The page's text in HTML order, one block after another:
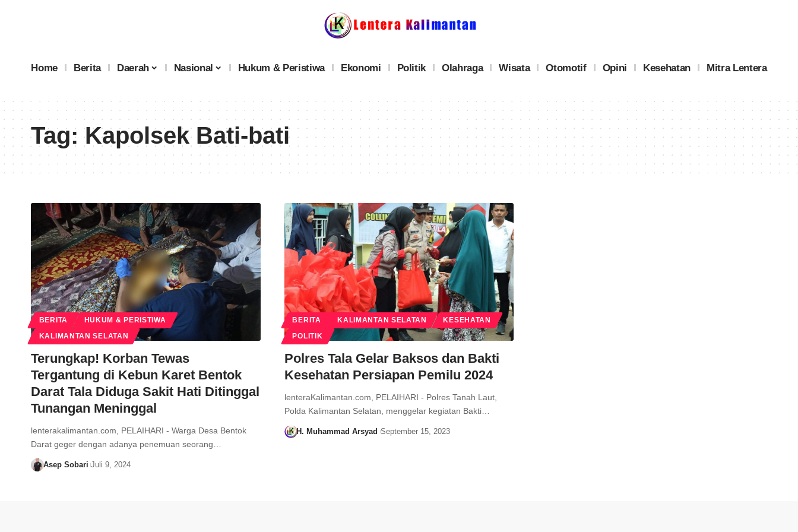
Home Berita Daerah Nasional Hukum & Peristiwa Ekonomi Politik Olahraga Wisata Otomotif Opini Kesehatan Mitra Lentera
Tag:Kapolsek Bati-bati
BERITA HUKUM & PERISTIWA
KALIMANTAN SELATAN
Terungkap! Korban Tewas
Tergantung di Kebun Karet Bentok
Darat Tala Diduga Sakit Hati Ditinggal
Tunangan Meninggal
lenterakalimantan.com, PELAIHARI - Warga Desa Bentok
Darat geger dengan adanya penemuan seorang…
Asep Sobari Juli 9, 2024
BERITA KALIMANTAN SELATAN KESEHATAN
POLITIK
Polres Tala Gelar Baksos dan Bakti
Kesehatan Persiapan Pemilu 2024
lenteraKalimantan.com, PELAIHARI - Polres Tanah Laut,
Polda Kalimantan Selatan, menggelar kegiatan Bakti…
H. Muhammad Arsyad September 15, 2023